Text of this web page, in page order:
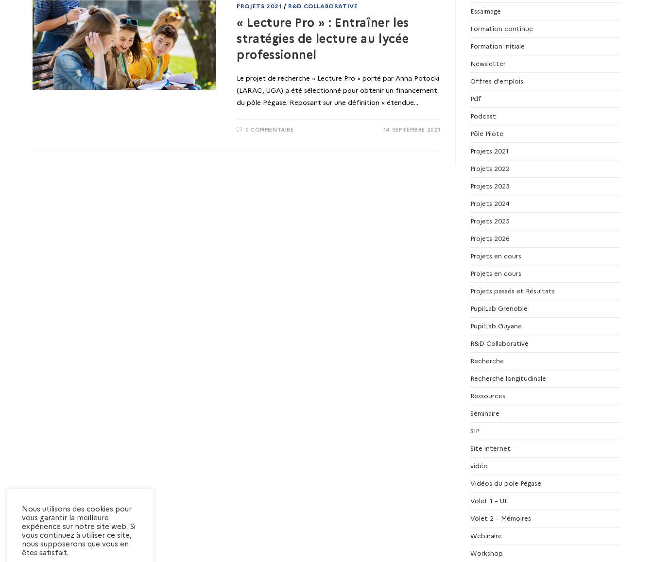
PROJETS 2021 / R&D COLLABORATIVE
« Lecture Pro » : Entraîner les
stratégies de lecture au lycée
professionnel
Le projet de recherche « Lecture Pro » porté par Anna Potocki
(LARAC, UGA) a été sélectionné pour obtenir un financement
du pôle Pégase. Reposant sur une définition « étendue…
0 COMMENTAIRE 14 SEPTEMBRE 2021
Essaimage
Formation continue
Formation initiale
Newsletter
Offres d'emplois
Pdf
Podcast
Pôle Pilote
Projets 2021
Projets 2022
Projets 2023
Projets 2024
Projets 2025
Projets 2026
Projets en cours
Projets en cours
Projets passés et Résultats
PupilLab Grenoble
PupilLab Guyane
R&D Collaborative
Recherche
Recherche longitudinale
Ressources
Séminaire
SIP
Site internet
vidéo
Vidéos du pole Pégase
Volet 1 – UE
Volet 2 – Mémoires
Webinaire
Workshop
Nous utilisons des cookies pour
vous garantir la meilleure
expérience sur notre site web. Si
vous continuez à utiliser ce site,
nous supposerons que vous en
êtes satisfait.